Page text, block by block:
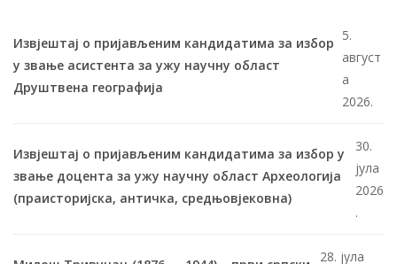
Извјештај о пријављеним кандидатима за избор
у звање асистента за ужу научну област
Друштвена географија
5.
август
а
2026.
Извјештај о пријављеним кандидатима за избор у
звање доцента за ужу научну област Археологија
(праисторијска, античка, средњовјековна)
30.
јула
2026
.
28. јула